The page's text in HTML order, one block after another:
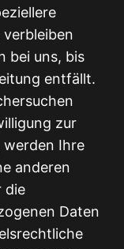
bei uns, bis
entfällt.
zur
Ihre
anderen
die
Daten